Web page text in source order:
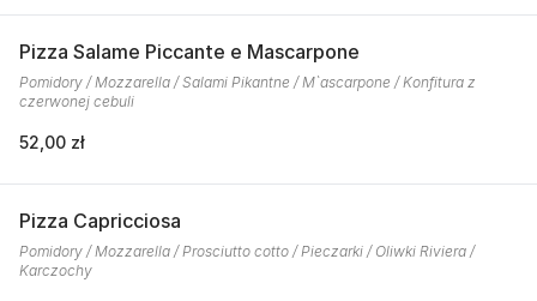
Pizza Salame Piccante e Mascarpone
Pomidory / Mozzarella / Salami Pikantne / M`ascarpone / Konfitura z
czerwonej cebuli
52,00 zł
Pizza Capricciosa
Pomidory / Mozzarella / Prosciutto cotto / Pieczarki / Oliwki Riviera /
Karczochy